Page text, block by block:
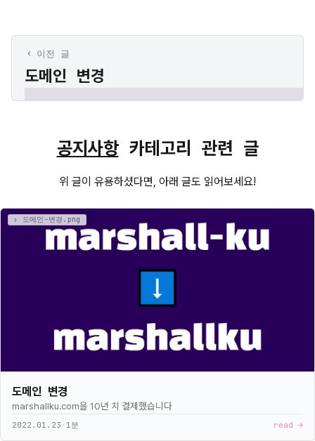
이전 글
도메인 변경
공지사항카테고리 관련 글
위 글이 유용하셨다면, 아래 글도 읽어보세요!
도메인 변경
marshallku.com을 10년 치 결제했습니다
2022.01.23 · 1분 read →